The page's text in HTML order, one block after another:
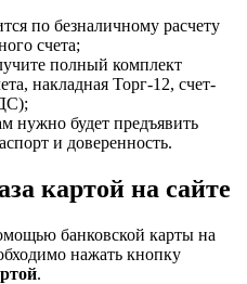
по безналичному расчету
счета;
полный комплект
накладная Торг-12, счет-
нужно будет предъявить
и доверенность.
картой на сайте
банковской карты на
нажать кнопку
.